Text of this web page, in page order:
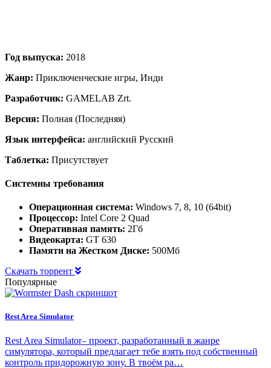
Год выпуска: 2018
Жанр: Приключенческие игры, Инди
Разработчик: GAMELAB Zrt.
Версия: Полная (Последняя)
Язык интерфейса: английский Русский
Таблетка: Присутствует
Системны требования
Операционная система: Windows 7, 8, 10 (64bit)
Процессор: Intel Core 2 Quad
Оперативная память: 2Гб
Видеокарта: GT 630
Памяти на Жестком Диске: 500Мб
Скачать торрент
Популярные
Rest Area Simulator
Rest Area Simulator– проект, разработанный в жанре
симулятора, который предлагает тебе взять под собственный
контроль придорожную зону. В твоём ра…